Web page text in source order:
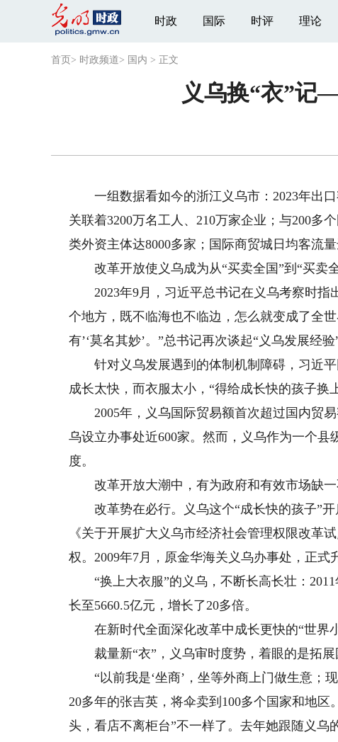
时政 国际 时评 理论
首页 > 时政频道> 国内 > 正文
义乌换“衣”记
一组数据看如今的浙江义乌市：2023年出口
关联着3200万名工人、210万家企业；与200多
类外资主体达8000多家；国际商贸城日均客流
改革开放使义乌成为从“买卖全国”到“买卖全
2023年9月，习近平总书记在义乌考察时指
个地方，既不临海也不临边，怎么就变成了全
有’‘莫名其妙’。”总书记再次谈起“义乌发展经验”
针对义乌发展遇到的体制机制障碍，习近平
成长太快，而衣服太小，“得给成长快的孩子换
2005年，义乌国际贸易额首次超过国内贸易
乌设立办事处近600家。然而，义乌作为一个
度。
改革开放大潮中，有为政府和有效市场缺一
改革势在必行。义乌这个“成长快的孩子”开
《关于开展扩大义乌市经济社会管理权限改革
权。2009年7月，原金华海关义乌办事处，正
“换上大衣服”的义乌，不断长高长壮：2011
长至5660.5亿元，增长了20多倍。
在新时代全面深化改革中成长更快的“世界小
裁量新“衣”，义乌审时度势，着眼的是拓展
“以前我是‘坐商’，坐等外商上门做生意；现
20多年的张吉英，将伞卖到100多个国家和地
头，看店不离柜台”不一样了。去年她跟随义乌